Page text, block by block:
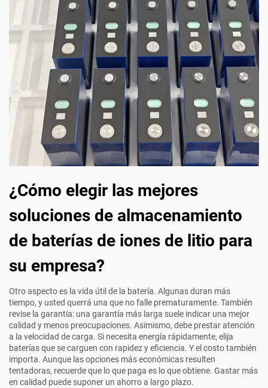
¿Cómo elegir las mejores
soluciones de almacenamiento
de baterías de iones de litio para
su empresa?
Otro aspecto es la vida útil de la batería. Algunas duran más
tiempo, y usted querrá una que no falle prematuramente. También
revise la garantía: una garantía más larga suele indicar una mejor
calidad y menos preocupaciones. Asimismo, debe prestar atención
a la velocidad de carga. Si necesita energía rápidamente, elija
baterías que se carguen con rapidez y eficiencia. Y el costo también
importa. Aunque las opciones más económicas resulten
tentadoras, recuerde que lo que paga es lo que obtiene. Gastar más
en calidad puede suponer un ahorro a largo plazo.